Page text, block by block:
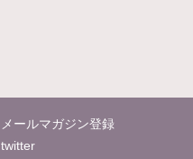
メールマガジン登録
twitter